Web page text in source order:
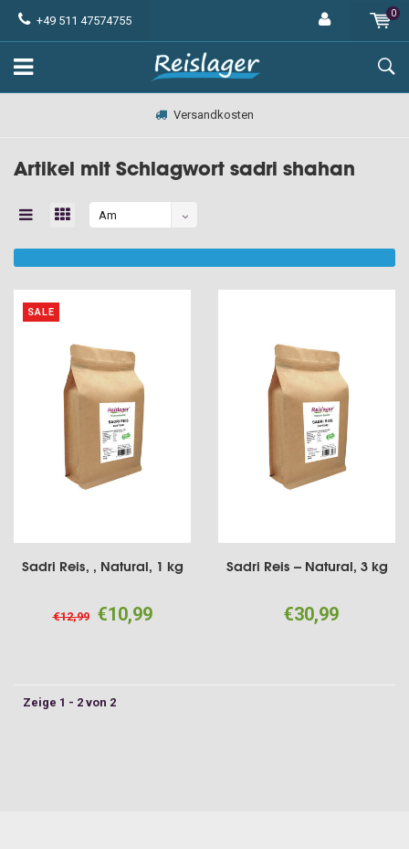
+49 511 47574755
0
Versandkosten
Artikel mit Schlagwort sadri shahan
Am
angesehen
SALE
Sadri Reis, , Natural, 1 kg
€12,99 €10,99
Sadri Reis -- Natural, 3 kg
€30,99
Zeige 1 - 2 von 2